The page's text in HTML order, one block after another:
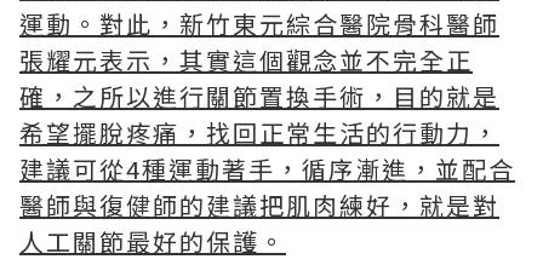
運動。對此，新竹東元綜合醫院骨科醫師
張耀元表示，其實這個觀念並不完全正
確，之所以進行關節置換手術，目的就是
希望擺脫疼痛，找回正常生活的行動力，
建議可從4種運動著手，循序漸進，並配合
醫師與復健師的建議把肌肉練好，就是對
人工關節最好的保護。